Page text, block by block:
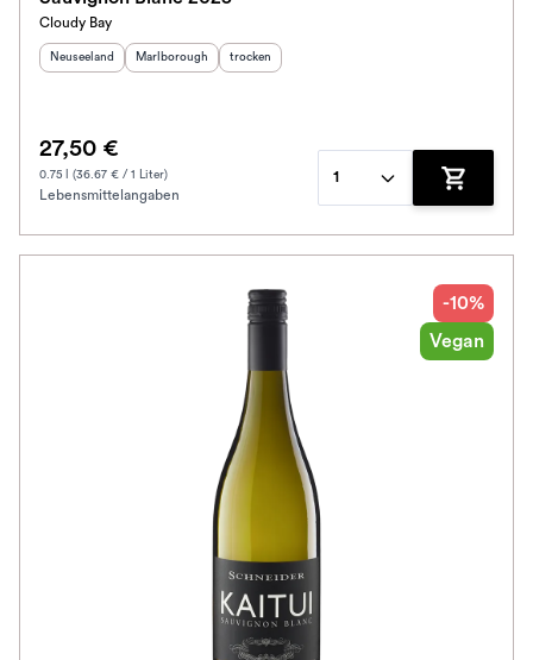
Cloudy Bay
Herkunftsland
Neuseeland Herkunftsregion
Marlborough Geschmack
trocken
27,50 €
0.75 l (36.67 € / 1 Liter)
Lebensmittelangaben
1
Zum
-10%
Vegan